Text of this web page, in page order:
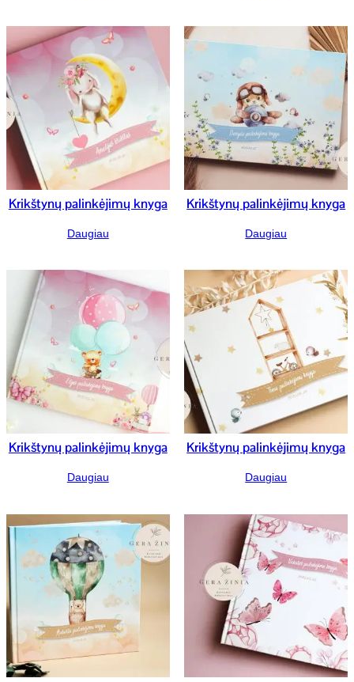
Krikštynų palinkėjimų knyga
Daugiau
Krikštynų palinkėjimų knyga
Daugiau
Krikštynų palinkėjimų knyga
Daugiau
Krikštynų palinkėjimų knyga
Daugiau